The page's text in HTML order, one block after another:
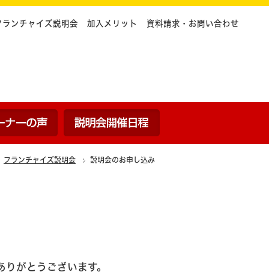
て オーナーの声
ランチャイズ説明会 加入メリット 資料請求・お問い合わせ
フランチャイズ説明会 説明会のお申し込み
がとうございます。